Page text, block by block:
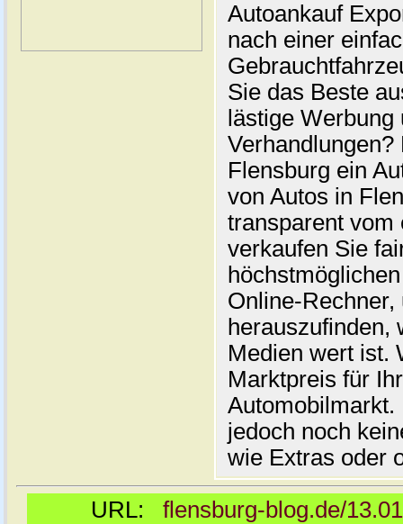
Autoankauf
nach einer
Sie das Beste
lästige
Flensburg ein
von Autos in
transparent vom
verkaufen Sie
Online-
herauszufinden,
Medien wert ist.
Marktpreis für
jedoch noch
wie Extras oder
URL: flensburg-blog.de/